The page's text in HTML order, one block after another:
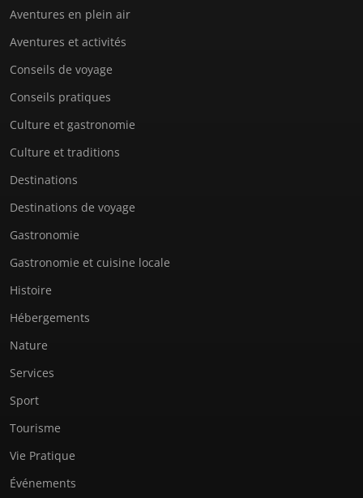
Aventures en plein air
Aventures et activités
Conseils de voyage
Conseils pratiques
Culture et gastronomie
Culture et traditions
Destinations
Destinations de voyage
Gastronomie
Gastronomie et cuisine locale
Histoire
Hébergements
Nature
Services
Sport
Tourisme
Vie Pratique
Événements